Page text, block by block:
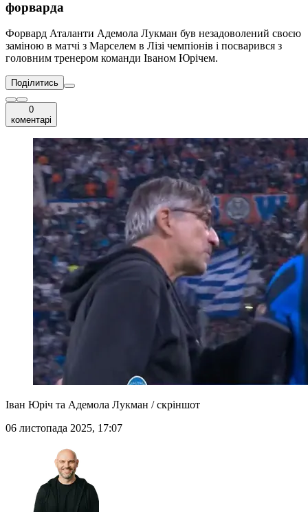
форварда
Форвард Аталанти Адемола Лукман був незадоволений своєю
заміною в матчі з Марселем в Лізі чемпіонів і посварився з
головним тренером команди Іваном Юрічем.
Поділитись
0
коментарі
Іван Юріч та Адемола Лукман / скріншот
06 листопада 2025, 17:07